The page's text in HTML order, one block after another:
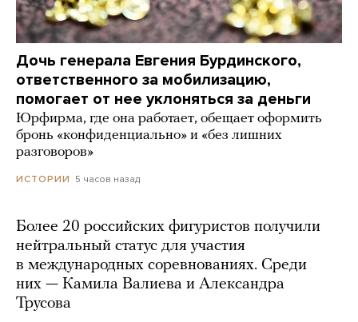
Дочь генерала Евгения Бурдинского,
ответственного за мобилизацию,
помогает от нее уклоняться за деньги
Юрфирма, где она работает, обещает оформить
бронь «конфиденциально» и «без лишних
разговоров»
ИСТОРИИ 5 часов назад
Более 20 российских фигуристов получили
нейтральный статус для участия
в международных соревнованиях. Среди
них — Камила Валиева и Александра
Трусова